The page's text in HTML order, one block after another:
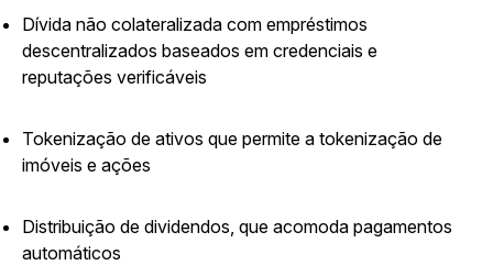
Dívida não colateralizada com empréstimos
descentralizados baseados em credenciais e
reputações verificáveis
Tokenização de ativos que permite a tokenização de
imóveis e ações
Distribuição de dividendos, que acomoda pagamentos
automáticos